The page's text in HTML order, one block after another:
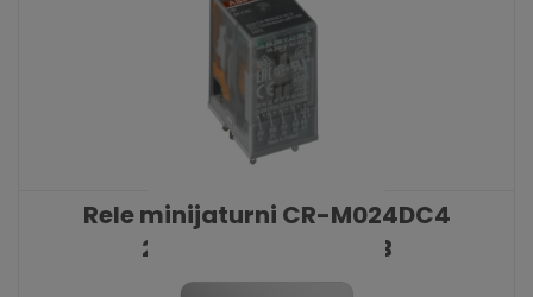
KATALOŠKI BROJ: 9328
Rele minijaturni CR-M024DC4
24VDC 4 C/O 6A ABB
KATALOŠKI BROJ: 9329